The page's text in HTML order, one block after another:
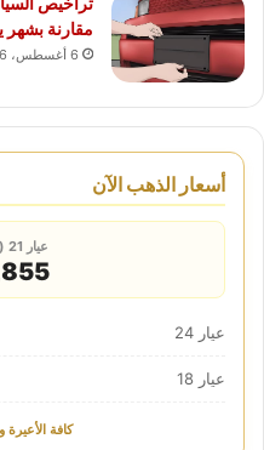
مقارنة بشهر
6 أغسطس، 2026
أسعار الذهب الآن
عيار 21 (الأكثر مبيعاً)
5,855
عيار 24
عيار 18
كافة